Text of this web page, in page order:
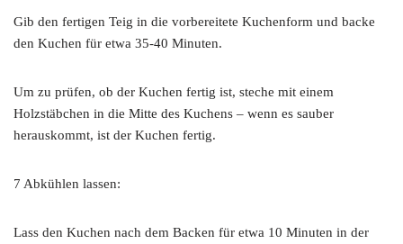
Gib den fertigen Teig in die vorbereitete Kuchenform und backe
den Kuchen für etwa 35-40 Minuten.
Um zu prüfen, ob der Kuchen fertig ist, steche mit einem
Holzstäbchen in die Mitte des Kuchens – wenn es sauber
herauskommt, ist der Kuchen fertig.
7 Abkühlen lassen:
Lass den Kuchen nach dem Backen für etwa 10 Minuten in der